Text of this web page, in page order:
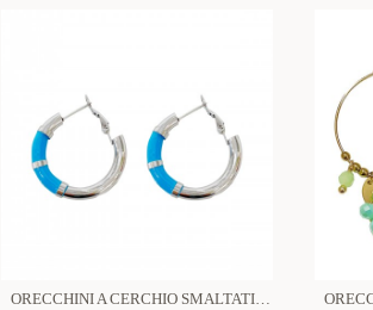
ORECCHINI A CERCHIO SMALTATI - JN2360E71